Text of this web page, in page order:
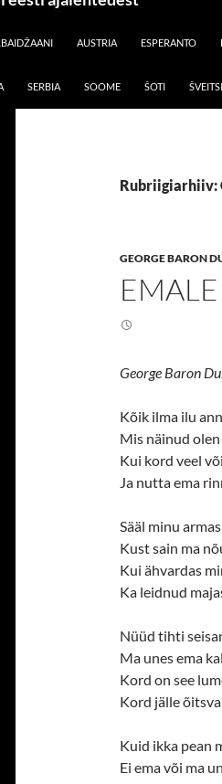
AUSTRIA ESPERANTO
SERBIA SOOME ŠOTI ŠVEITSI
Rubriigiarhiiv:
GEORGE BARON
EMALE
George Baron
Kõik ilma ilu
Mis näinud olen
Kui kord veel
Ja nutta ema
Sääl minu
Kust sain ma
Kui ähvardas
Ka leidnud
Nüüd tihti
Ma unes ema
Kord on see
Kord jälle
Kuid ikka pean
Ei ema või ma